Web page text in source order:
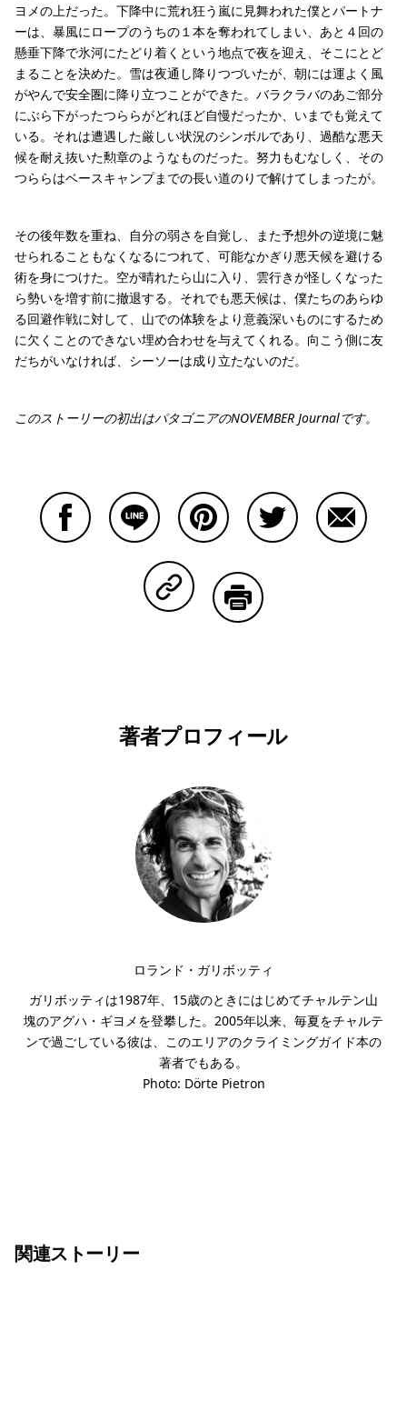
ヨメの上だった。下降中に荒れ狂う嵐に見舞われた僕とパートナ
ーは、暴風にロープのうちの１本を奪われてしまい、あと４回の
懸垂下降で氷河にたどり着くという地点で夜を迎え、そこにとど
まることを決めた。雪は夜通し降りつづいたが、朝には運よく風
がやんで安全圏に降り立つことができた。バラクラバのあご部分
にぶら下がったつららがどれほど自慢だったか、いまでも覚えて
いる。それは遭遇した厳しい状況のシンボルであり、過酷な悪天
候を耐え抜いた勲章のようなものだった。努力もむなしく、その
つららはベースキャンプまでの長い道のりで解けてしまったが。
その後年数を重ね、自分の弱さを自覚し、また予想外の逆境に魅
せられることもなくなるにつれて、可能なかぎり悪天候を避ける
術を身につけた。空が晴れたら山に入り、雲行きが怪しくなった
ら勢いを増す前に撤退する。それでも悪天候は、僕たちのあらゆ
る回避作戦に対して、山での体験をより意義深いものにするため
に欠くことのできない埋め合わせを与えてくれる。向こう側に友
だちがいなければ、シーソーは成り立たないのだ。
このストーリーの初出はパタゴニアのNOVEMBER Journalです。
Copy Linkで共有する
著者プロフィール
ロランド・ガリボッティ
ガリボッティは1987年、15歳のときにはじめてチャルテン山
塊のアグハ・ギヨメを登攀した。2005年以来、毎夏をチャルテ
ンで過ごしている彼は、このエリアのクライミングガイド本の
著者でもある。
Photo: Dörte Pietron
関連ストーリー